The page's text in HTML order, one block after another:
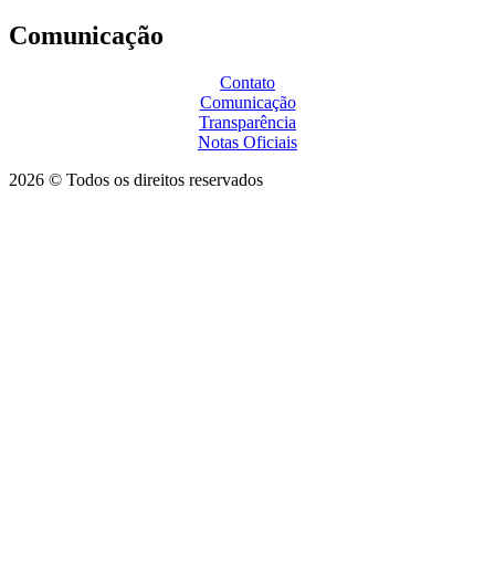
Comunicação
Contato
Comunicação
Transparência
Notas Oficiais
2026 © Todos os direitos reservados